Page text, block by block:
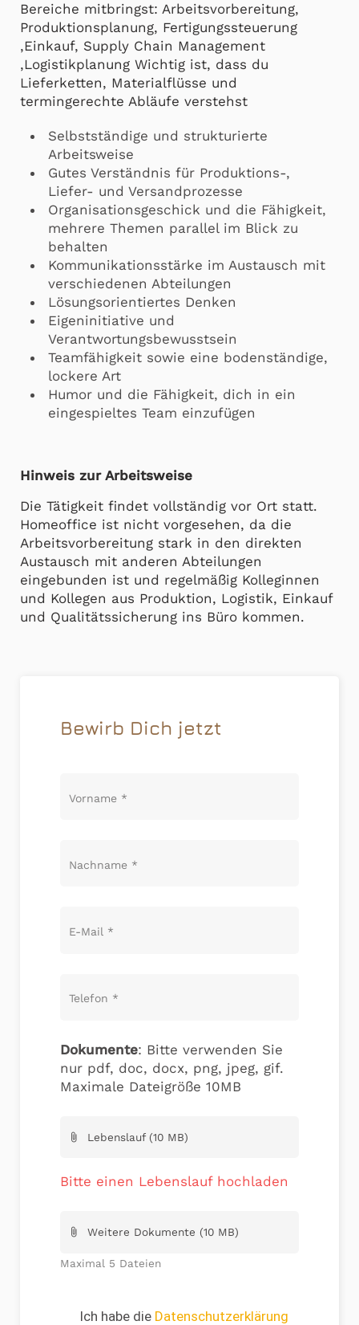
Bereiche mitbringst: Arbeitsvorbereitung,
Produktionsplanung, Fertigungssteuerung
,Einkauf, Supply Chain Management
,Logistikplanung Wichtig ist, dass du
Lieferketten, Materialflüsse und
termingerechte Abläufe verstehst
Selbstständige und strukturierte
Arbeitsweise
Gutes Verständnis für Produktions-,
Liefer- und Versandprozesse
Organisationsgeschick und die Fähigkeit,
mehrere Themen parallel im Blick zu
behalten
Kommunikationsstärke im Austausch mit
verschiedenen Abteilungen
Lösungsorientiertes Denken
Eigeninitiative und
Verantwortungsbewusstsein
Teamfähigkeit sowie eine bodenständige,
lockere Art
Humor und die Fähigkeit, dich in ein
eingespieltes Team einzufügen
Hinweis zur Arbeitsweise
Die Tätigkeit findet vollständig vor Ort statt.
Homeoffice ist nicht vorgesehen, da die
Arbeitsvorbereitung stark in den direkten
Austausch mit anderen Abteilungen
eingebunden ist und regelmäßig Kolleginnen
und Kollegen aus Produktion, Logistik, Einkauf
und Qualitätssicherung ins Büro kommen.
Bewirb Dich jetzt
Vorname *
Nachname *
E-Mail *
Telefon *
Dokumente: Bitte verwenden Sie
nur pdf, doc, docx, png, jpeg, gif.
Maximale Dateigröße 10MB
attach_file Lebenslauf (10 MB)
Bitte einen Lebenslauf hochladen
attach_file Weitere Dokumente (10 MB)
Maximal 5 Dateien
Ich habe die Datenschutzerklärung